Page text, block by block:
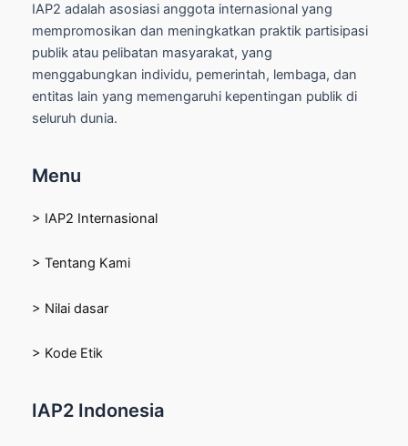
IAP2 adalah asosiasi anggota internasional yang
mempromosikan dan meningkatkan praktik partisipasi
publik atau pelibatan masyarakat, yang
menggabungkan individu, pemerintah, lembaga, dan
entitas lain yang memengaruhi kepentingan publik di
seluruh dunia.
Menu
> IAP2 Internasional
> Tentang Kami
> Nilai dasar
> Kode Etik
IAP2 Indonesia